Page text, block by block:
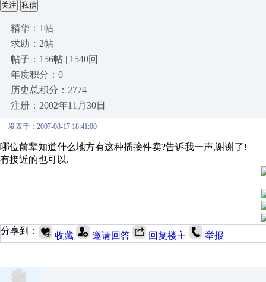
关注 私信
精华：1帖
求助：2帖
帖子：156帖 | 1540回
年度积分：0
历史总积分：2774
注册：2002年11月30日
发表于：2007-08-17 18:41:00
哪位前辈知道什么地方有这种插接件卖?告诉我一声,谢谢了!
有接近的也可以.
分享到： 收藏 邀请回答 回复楼主 举报